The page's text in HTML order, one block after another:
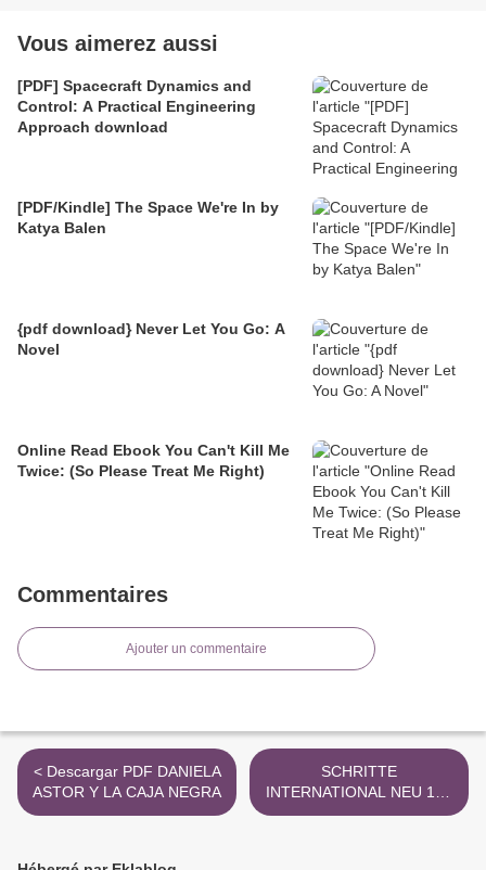
Vous aimerez aussi
[PDF] Spacecraft Dynamics and
Control: A Practical Engineering
Approach download
[PDF/Kindle] The Space We're In by
Katya Balen
{pdf download} Never Let You Go: A
Novel
Online Read Ebook You Can't Kill Me
Twice: (So Please Treat Me Right)
Commentaires
Ajouter un commentaire
< Descargar PDF DANIELA
ASTOR Y LA CAJA NEGRA
SCHRITTE
INTERNATIONAL NEU 1+2
: DEUTSCH ALS